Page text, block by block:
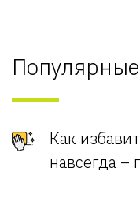
Как
навсегда –